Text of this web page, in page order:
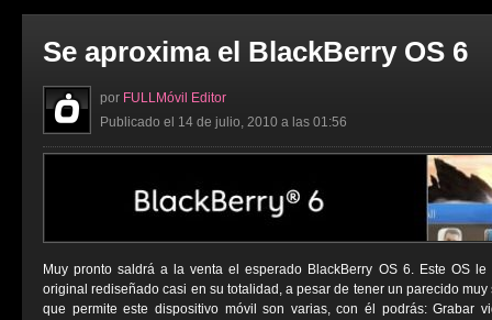
Se aproxima el BlackBerry OS 6
por FULLMóvil Editor
Publicado el 14 de julio, 2010 a las 01:56
Muy pronto saldrá a la venta el esperado BlackBerry OS 6. Este OS
original rediseñado casi en su totalidad, a pesar de tener un parecido
que permite este dispositivo móvil son varias, con él podrás: Grabar